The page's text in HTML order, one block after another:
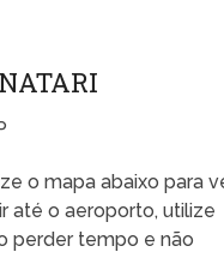
o mapa abaixo para
até o aeroporto, utilize
perder tempo e não